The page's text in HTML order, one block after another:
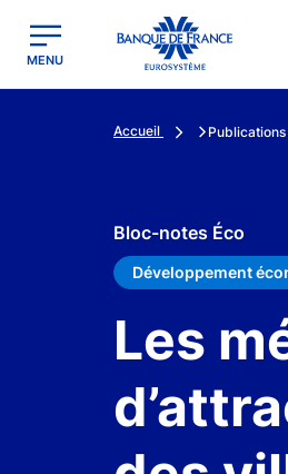
Banque de France - Menu Principal
MENU
Accueil
Bloc-notes Éco
Développement
Les